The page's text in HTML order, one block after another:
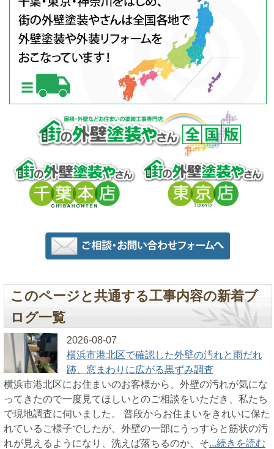
このページと共通する工事内容の新着ブ
ログ一覧
2026-08-07
横浜市港北区で確認した外壁の汚れと雨だれ
跡、窓まわりに広がる黒ずみ調査
横浜市港北区にお住まいのお客様から、外壁の汚れが気にな
ってきたので一度見てほしいとのご相談をいただき、私たち
で現地調査に伺いました。 普段からお住まいをきれいに保た
れているご様子でしたが、外壁の一部にうっすらと筋状の汚
れが見えるようになり、洗えば落ちるのか、そ...続きを読む